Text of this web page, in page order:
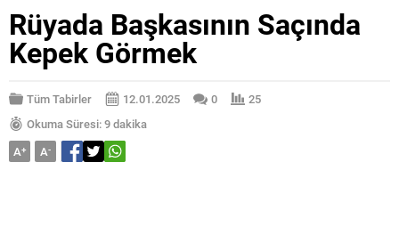
Rüyada Başkasının Saçında
Kepek Görmek
Tüm Tabirler 12.01.2025 0
25
Okuma Süresi: 9 dakika
A+ A-